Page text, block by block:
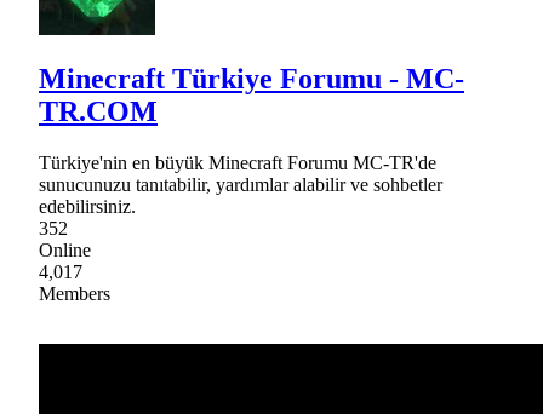
Minecraft Türkiye Forumu - MC-
TR.COM
Türkiye'nin en büyük Minecraft Forumu MC-TR'de
sunucunuzu tanıtabilir, yardımlar alabilir ve sohbetler
edebilirsiniz.
352
Online
4,017
Members